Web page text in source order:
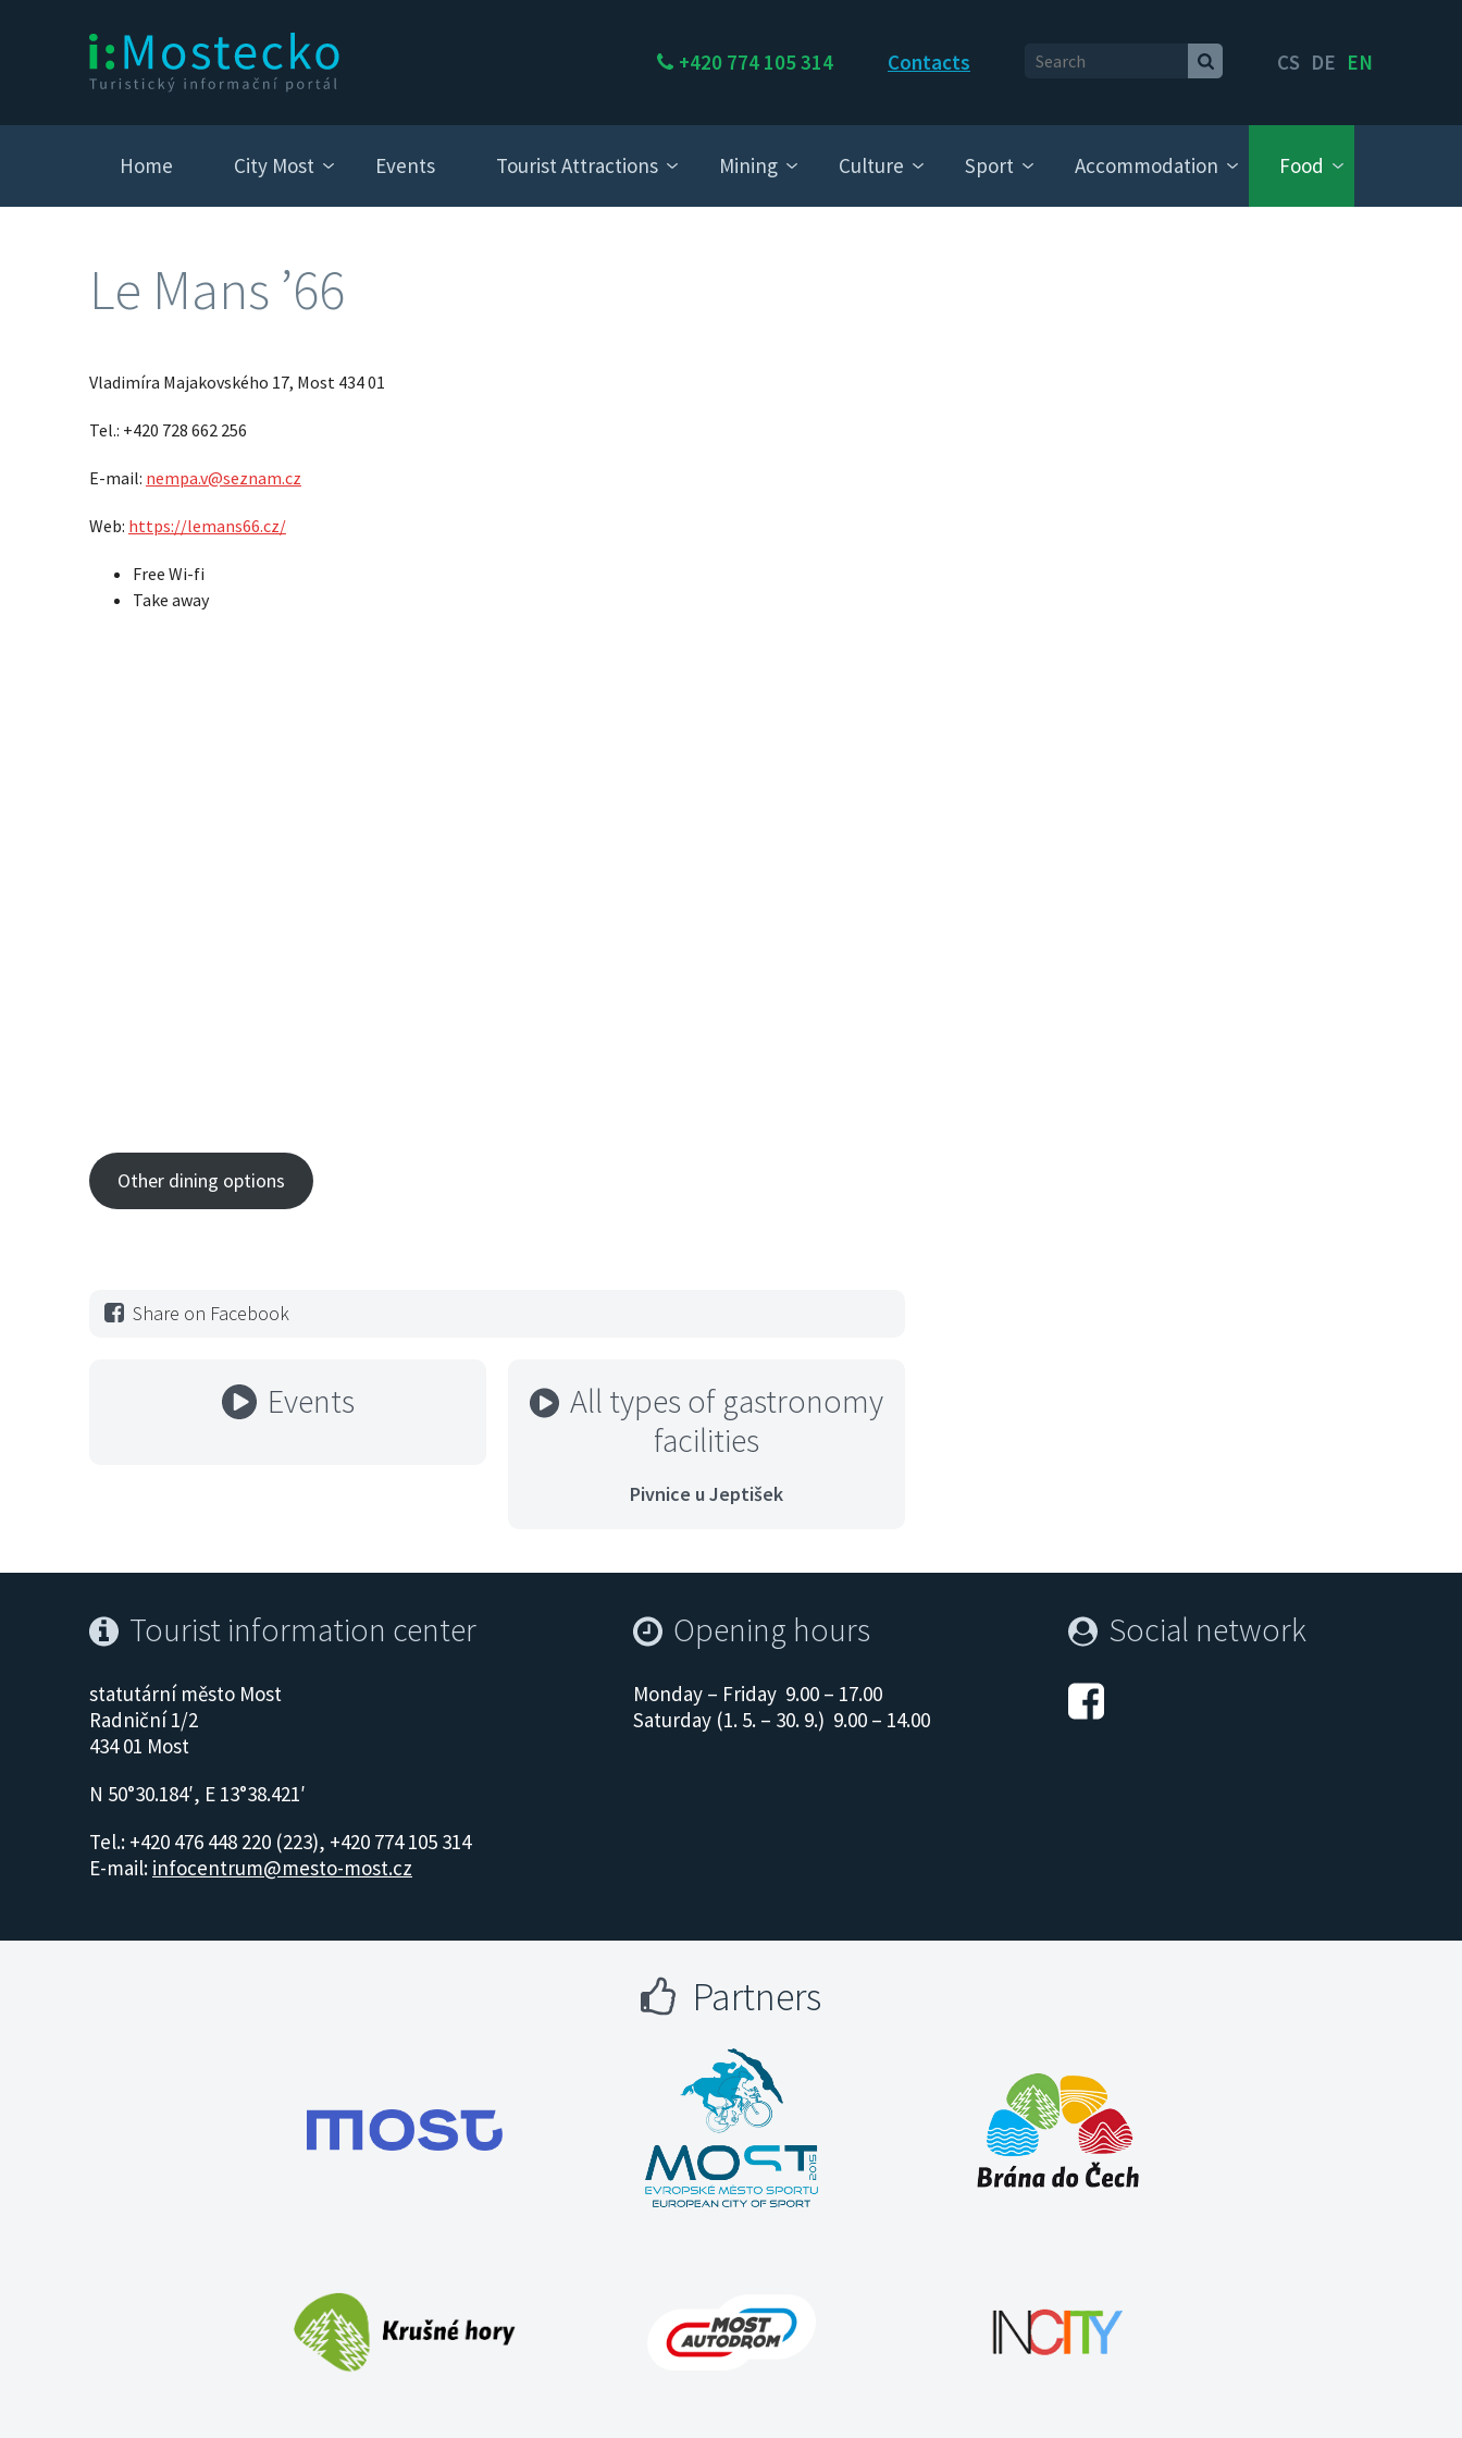
+420 774 105 314 Contacts CS DE EN
Home City Most Events Tourist Attractions Mining Culture Sport Accommodation Food
Le Mans ’66
Vladimíra Majakovského 17, Most 434 01
Tel.: +420 728 662 256
E-mail: nempa.v@seznam.cz
Web: https://lemans66.cz/
Free Wi-fi
Take away
Other dining options
Share on Facebook
Events
All types of gastronomy
facilities
Pivnice u Jeptišek
Tourist information center
statutární město Most
Radniční 1/2
434 01 Most
N 50°30.184′, E 13°38.421′
Tel.: +420 476 448 220 (223), +420 774 105 314
E-mail: infocentrum@mesto-most.cz
Opening hours
Monday – Friday 9.00 – 17.00
Saturday (1. 5. – 30. 9.) 9.00 – 14.00
Social network
Partners